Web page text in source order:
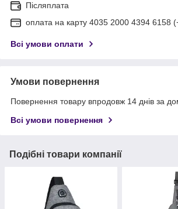
Післяплата
оплата на карту 4035 2000 4394 6158
Всі умови оплати
Умови повернення
Повернення товару впродовж 14 днів за
Всі умови повернення
Подібні товари компанії